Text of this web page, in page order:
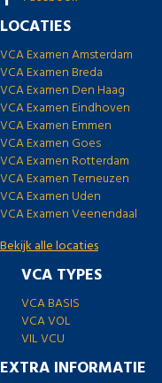
LOCATIES
VCA Examen Amsterdam
VCA Examen Breda
VCA Examen Den Haag
VCA Examen Eindhoven
VCA Examen Emmen
VCA Examen Goes
VCA Examen Rotterdam
VCA Examen Terneuzen
VCA Examen Uden
VCA Examen Veenendaal
Bekijk alle locaties
VCA TYPES
VCA BASIS
VCA VOL
VIL VCU
EXTRA INFORMATIE